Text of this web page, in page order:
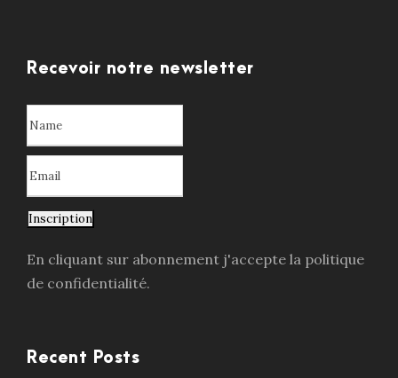
Recevoir notre newsletter
Inscription
En cliquant sur abonnement j'accepte la politique
de confidentialité.
Recent Posts